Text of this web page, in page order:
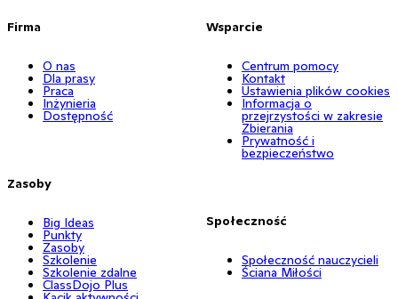
Firma
O nas
Dla prasy
Praca
Inżynieria
Dostępność
Zasoby
Big Ideas
Punkty
Zasoby
Szkolenie
Szkolenie zdalne
ClassDojo Plus
Wsparcie
Centrum pomocy
Kontakt
Ustawienia plików cookies
Informacja o
przejrzystości w zakresie
Zbierania
Prywatność i
bezpieczeństwo
Społeczność
Społeczność nauczycieli
Ściana Miłości